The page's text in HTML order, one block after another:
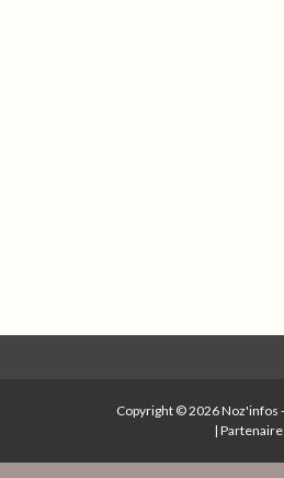
Copyright © 2026Noz'infos
|